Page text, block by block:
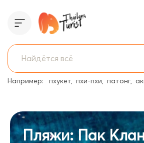
Например: пхукет пхи-пхи патонг
Пляжи: Пак